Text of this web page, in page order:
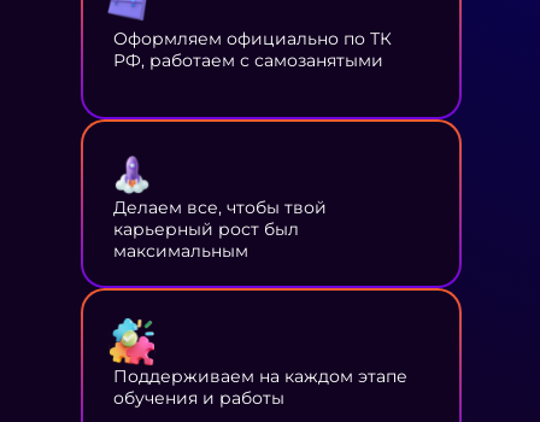
Оформляем официально по ТК
РФ, работаем с самозанятыми
Делаем все, чтобы твой
карьерный рост был
максимальным
Поддерживаем на каждом этапе
обучения и работы